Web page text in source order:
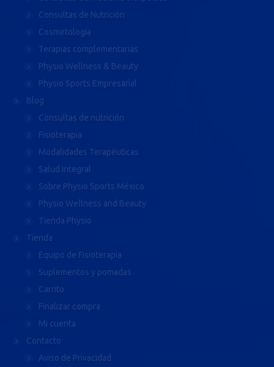
Consultas de Nutrición
Cosmetología
Terapias complementarias
Physio Wellness & Beauty
Physio Sports Empresarial
Blog
Consultas de nutrición
Fisioterapia
Modalidades Terapéuticas
Salud Integral
Sobre Physio Sports México
Physio Wellness and Beauty
Tienda Physio
Tienda
Equipo de Fisioterapia
Suplementos y pomadas
Carrito
Finalizar compra
Mi cuenta
Contacto
Aviso de Privacidad